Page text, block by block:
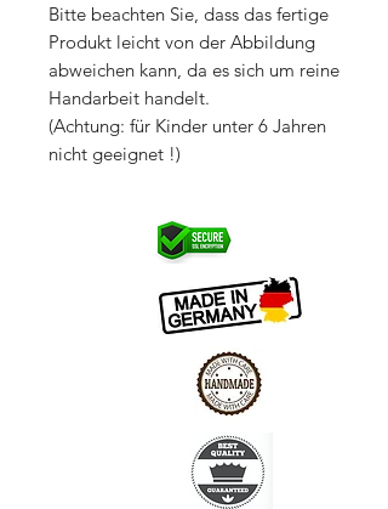
Bitte beachten Sie, dass das fertige
Produkt leicht von der Abbildung
abweichen kann, da es sich um reine
Handarbeit handelt.
(Achtung: für Kinder unter 6 Jahren
nicht geeignet !)